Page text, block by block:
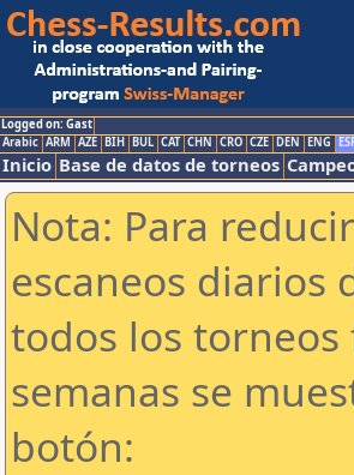
Logged on: Gast
Arabic ARM AZE BIH BUL CAT CHN CRO CZE DEN ENG
Inicio Base de datos de torneos
Nota: Para
escaneos diarios
todos los torneos
semanas se
botón: